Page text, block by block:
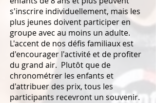
s'inscrire individuellement, mais les
plus jeunes doivent participer en
groupe avec au moins un adulte.
L'accent de nos défis familiaux est
d'encourager l'activité et de profiter
du grand air. Plutôt que de
chronométrer les enfants et
d'attribuer des prix, tous les
participants recevront un souvenir.